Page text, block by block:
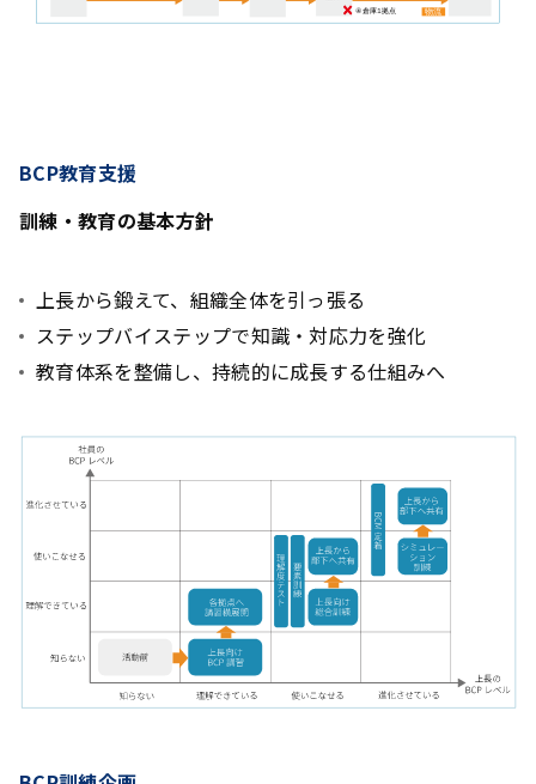
BCP教育支援
訓練・教育の基本方針
上長から鍛えて、組織全体を引っ張る
ステップバイステップで知識・対応力を強化
教育体系を整備し、持続的に成長する仕組みへ